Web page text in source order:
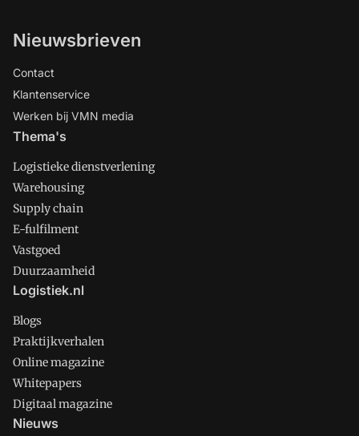
Nieuwsbrieven
Contact
Klantenservice
Werken bij VMN media
Thema's
Logistieke dienstverlening
Warehousing
Supply chain
E-fulfilment
Vastgoed
Duurzaamheid
Logistiek.nl
Blogs
Praktijkverhalen
Online magazine
Whitepapers
Digitaal magazine
Nieuws